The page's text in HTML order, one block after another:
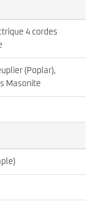
4 cordes
(Poplar),
Masonite